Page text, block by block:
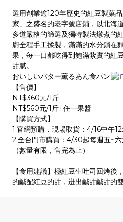
選用創業逾120年歷史的紅豆製菓
家」之盛名的老字號店鋪，以北海
多道嚴格的篩選及獨特製法燉煮的
廚全程手工揉製，滿滿的水分鎖在
果，每一口都吃得到飽滿紮實的紅
甜膩。
おいしいバター薫るあん食パン
【售價】
NT$360元/1斤
NT$560元/1斤+任一果醬
【購買方式】
1.官網預購，現場取貨：4/16中午
2.全台門市購買：4/30起每週五~六
（數量有限，售完為止）
【食用建議】極紅豆生吐司回烤後
的鹹配紅豆的甜，迸出鹹甜鹹甜的雙